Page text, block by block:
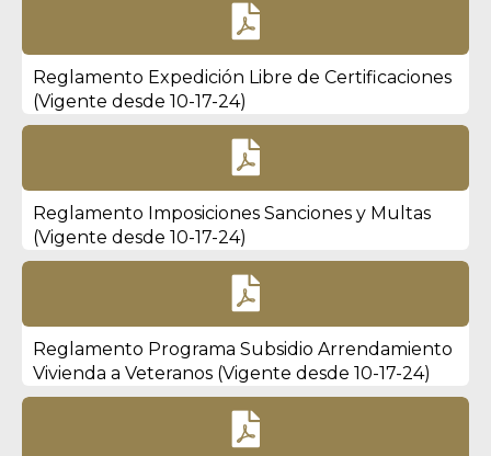

Reglamento Expedición Libre de Certificaciones
(Vigente desde 10-17-24)

Reglamento Imposiciones Sanciones y Multas
(Vigente desde 10-17-24)

Reglamento Programa Subsidio Arrendamiento
Vivienda a Veteranos (Vigente desde 10-17-24)
